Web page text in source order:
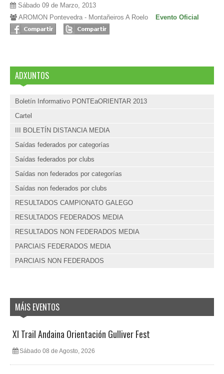
Sábado 09 de Marzo, 2013
AROMON Pontevedra - Montañeiros A Roelo
Evento Oficial
ADXUNTOS
Boletín Informativo PONTEaORIENTAR 2013
Cartel
III BOLETÍN DISTANCIA MEDIA
Saídas federados por categorías
Saídas federados por clubs
Saídas non federados por categorías
Saídas non federados por clubs
RESULTADOS CAMPIONATO GALEGO
RESULTADOS FEDERADOS MEDIA
RESULTADOS NON FEDERADOS MEDIA
PARCIAIS FEDERADOS MEDIA
PARCIAIS NON FEDERADOS
MÁIS EVENTOS
XI Trail Andaina Orientación Gulliver Fest
Sábado 08 de Agosto, 2026